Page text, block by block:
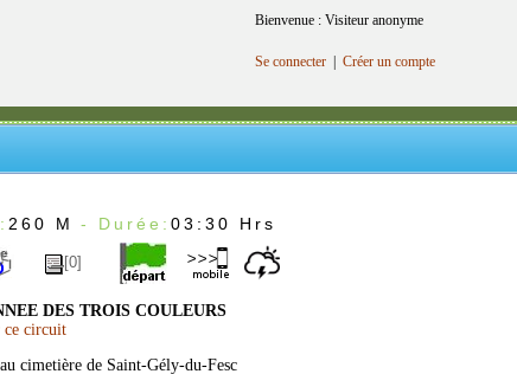
Bienvenue : Visiteur anonyme
Se connecter Créer un compte
260 M- Durée: 03:30 Hrs
[0]
DES TROIS COULEURS
ce circuit
cimetière de Saint-Gély-du-Fesc